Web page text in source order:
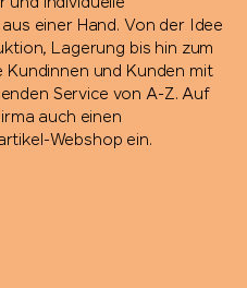
einer Hand. Von der Idee
Lagerung bis hin zum
und Kunden mit
Service von A-Z. Auf
auch einen
Webshop ein.